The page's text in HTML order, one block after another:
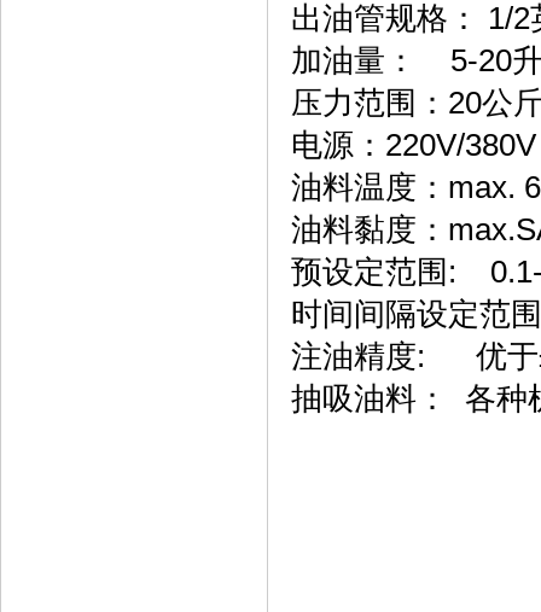
出油管规格： 1/2
加油量： 5-20
压力范围：20公
电源：220V/380V
油料温度：max.
油料黏度：
预设定范围:
时间间隔设定范
注油精度: 优于
抽吸油料： 各种